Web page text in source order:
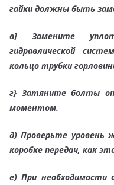
гайки должны быть
в]
Замените
гидравлической
кольцо трубки
г} Затяните болты
моментом.
д) Проверьте уровень
коробке передач, как
е) При необходимости